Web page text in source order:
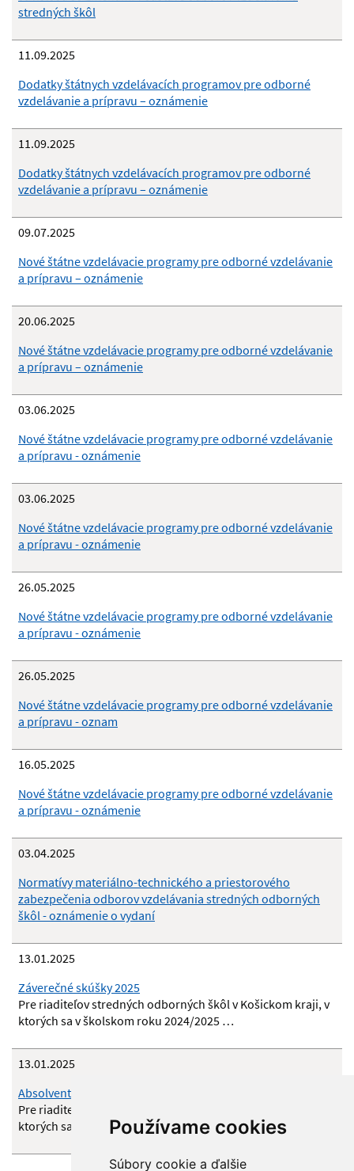
Používame cookies
Súbory cookie a ďalšie
stredných škôl
11.09.2025
Dodatky štátnych vzdelávacích programov pre odborné
vzdelávanie a prípravu – oznámenie
11.09.2025
Dodatky štátnych vzdelávacích programov pre odborné
vzdelávanie a prípravu – oznámenie
09.07.2025
Nové štátne vzdelávacie programy pre odborné vzdelávanie
a prípravu – oznámenie
20.06.2025
Nové štátne vzdelávacie programy pre odborné vzdelávanie
a prípravu – oznámenie
03.06.2025
Nové štátne vzdelávacie programy pre odborné vzdelávanie
a prípravu - oznámenie
03.06.2025
Nové štátne vzdelávacie programy pre odborné vzdelávanie
a prípravu - oznámenie
26.05.2025
Nové štátne vzdelávacie programy pre odborné vzdelávanie
a prípravu - oznámenie
26.05.2025
Nové štátne vzdelávacie programy pre odborné vzdelávanie
a prípravu - oznam
16.05.2025
Nové štátne vzdelávacie programy pre odborné vzdelávanie
a prípravu - oznámenie
03.04.2025
Normatívy materiálno-technického a priestorového
zabezpečenia odborov vzdelávania stredných odborných
škôl - oznámenie o vydaní
13.01.2025
Záverečné skúšky 2025
Pre riaditeľov stredných odborných škôl v Košickom kraji, v
ktorých sa v školskom roku 2024/2025 …
13.01.2025
Absolventské skúšky 2025
Pre riaditeľov stredných odborných škôl v Košickom kraji, v
ktorých sa v školskom roku 2024/2025 …